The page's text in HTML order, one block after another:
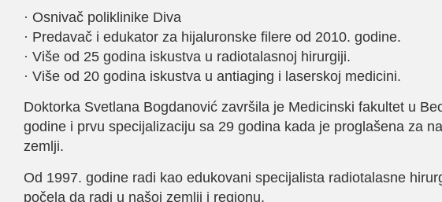
· Osnivač poliklinike Diva
· Predavač i edukator za hijaluronske filere od 2010. godine.
· Više od 25 godina iskustva u radiotalasnoj hirurgiji.
· Više od 20 godina iskustva u antiaging i laserskoj medicini.
Doktorka Svetlana Bogdanović završila je Medicinski fakultet u
godine i prvu specijalizaciju sa 29 godina kada je proglašena za
zemlji.
Od 1997. godine radi kao edukovani specijalista radiotalasne
počela da radi u našoj zemlji i regionu.